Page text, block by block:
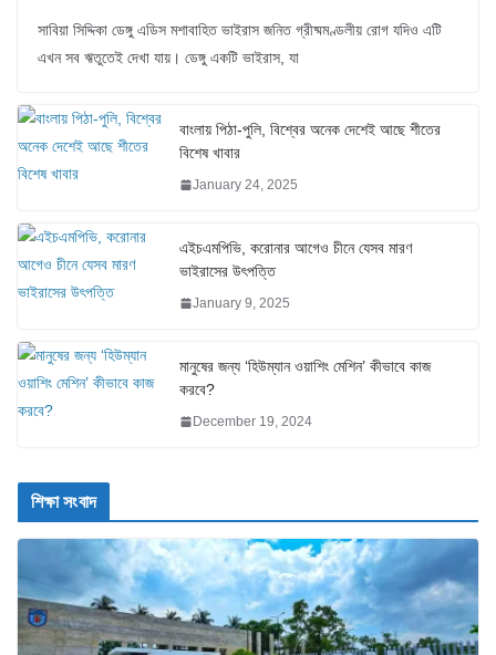
সাবিয়া সিদ্দিকা ডেঙ্গু এডিস মশাবাহিত ভাইরাস জনিত গ্রীষ্মমণ্ডলীয় রোগ যদিও এটি
এখন সব ঋতুতেই দেখা যায়। ডেঙ্গু একটি ভাইরাস, যা
বাংলায় পিঠা-পুলি, বিশ্বের অনেক দেশেই আছে শীতের
বিশেষ খাবার
January 24, 2025
এইচএমপিভি, করোনার আগেও চীনে যেসব মারণ
ভাইরাসের উৎপত্তি
January 9, 2025
মানুষের জন্য ‘হিউম্যান ওয়াশিং মেশিন’ কীভাবে কাজ
করবে?
December 19, 2024
শিক্ষা সংবাদ